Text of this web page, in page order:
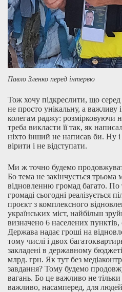
Павло Зленко перед інтервю
Тож хочу підкреслити, що
не просто унікальну, а важливу
колегам раджу: розмірковуючи
треба викласти її так, як
ніхто інший не написав би. Ну і
вірити і не відступати.
Ми ж точно будемо
Бо тема не закінчується
відновленню громад багато. По
громаді сьогодні реалізується
проєкт з комплексного
українських міст, найбільш
визначено 6 населених пунктів,
Держава надає гроші на
тому числі і двох
закладені в державному
млрд. грн. Як тут без
завдання? Тому будемо
вагань. Бо це важливо не тільки
важливо, насамперед, для